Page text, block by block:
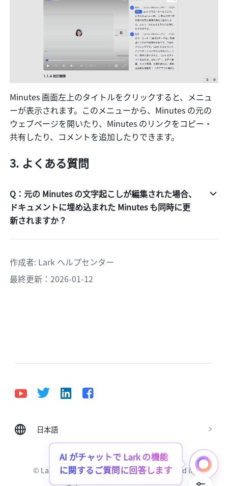
Minutes 画面左上のタイトルをクリックすると、メニュ
ーが表示されます。このメニューから、Minutes の元の
ウェブページを開いたり、Minutes のリンクをコピー・
共有したり、コメントを追加したりできます。
よくある質問
Q：元の Minutes の文字起こしが編集された場合、
ドキュメントに埋め込まれた Minutes も同時に更
新されますか？
作成者: Lark ヘルプセンター
最終更新：2026-01-12
日本語
Bahasa Indonesia Deutsch English
Español
Italiano
Português (Brasil)
Tiếng Việt
ไทย 한국어 日本語
中文
© Lark Technologies Pte. Ltd. Headquartered in
AI がチャットで Lark の機能
に関するご質問に回答します